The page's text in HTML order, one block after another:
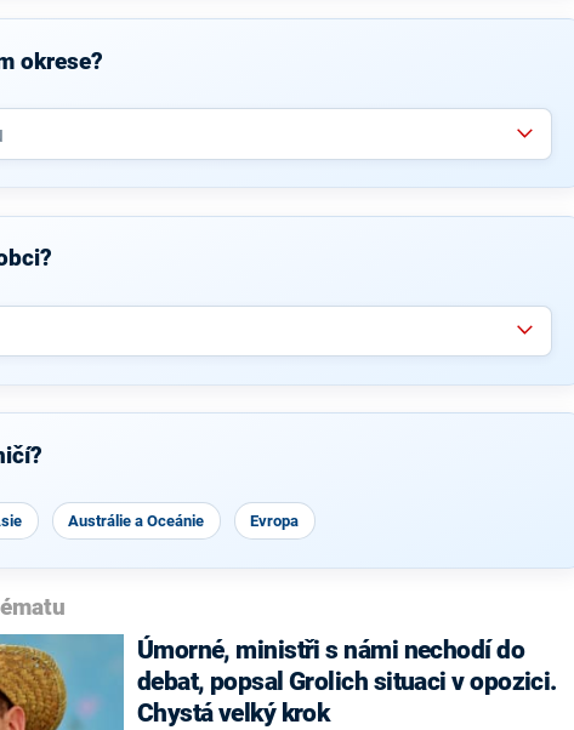
okrese?
Austrálie a Oceánie Evropa
Úmorné, ministři s námi nechodí do
debat, popsal Grolich situaci v opozici.
Chystá velký krok